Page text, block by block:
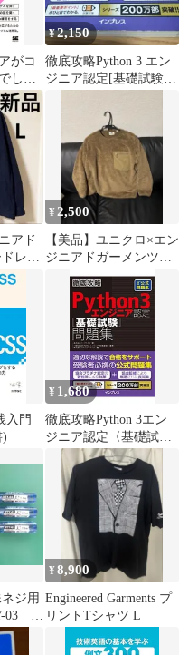
がコ
して
¥2,150
徹底攻略Python 3 エン
ジニア認定[基礎試験]
アド
レー
ビー
¥2,500
【美品】ユニクロ×エン
ジニアドガーメンツ
コラボ ボアプルオー
入門
)
¥ 1,680
徹底攻略Python 3エン
ジニア認定〈基礎試
験〉問題集 PythonED基
礎試験公式問題集／ビ
ープラウド
ジ用
03
¥8,900
Engineered Garments プ
リントTシャツ L